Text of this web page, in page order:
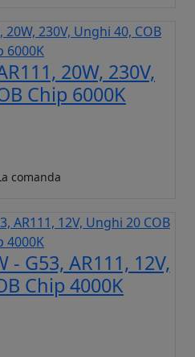
20W, 230V,
Chip 6000K
comanda
- G53, AR111, 12V,
Chip 4000K